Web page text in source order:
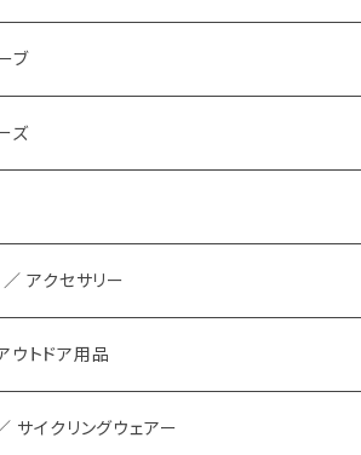
ブ
ズ
アクセサリー
トドア用品
サイクリングウェアー